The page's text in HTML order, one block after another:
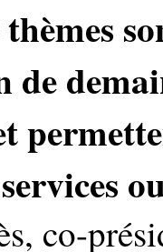
thèmes
co-